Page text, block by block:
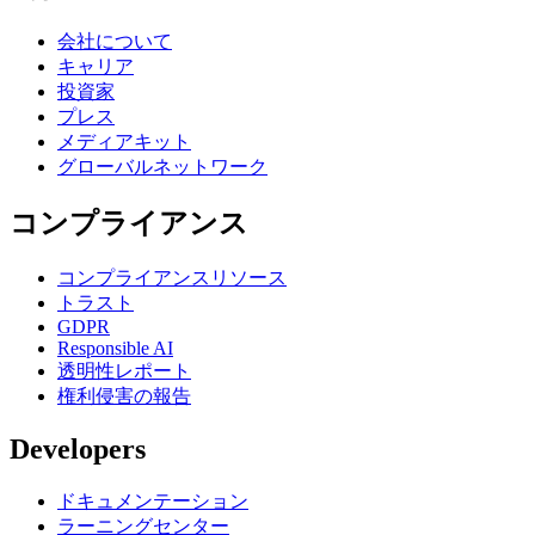
会社について
キャリア
投資家
プレス
メディアキット
グローバルネットワーク
コンプライアンス
コンプライアンスリソース
トラスト
GDPR
Responsible AI
透明性レポート
権利侵害の報告
Developers
ドキュメンテーション
ラーニングセンター